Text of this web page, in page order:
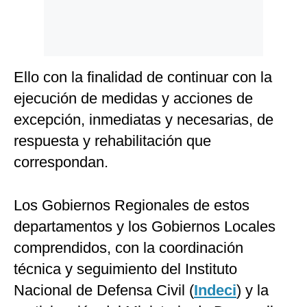
Ello con la finalidad de continuar con la
ejecución de medidas y acciones de
excepción, inmediatas y necesarias, de
respuesta y rehabilitación que
correspondan.
Los Gobiernos Regionales de estos
departamentos y los Gobiernos Locales
comprendidos, con la coordinación
técnica y seguimiento del Instituto
Nacional de Defensa Civil (Indeci) y la